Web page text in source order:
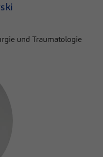
und Traumatologie